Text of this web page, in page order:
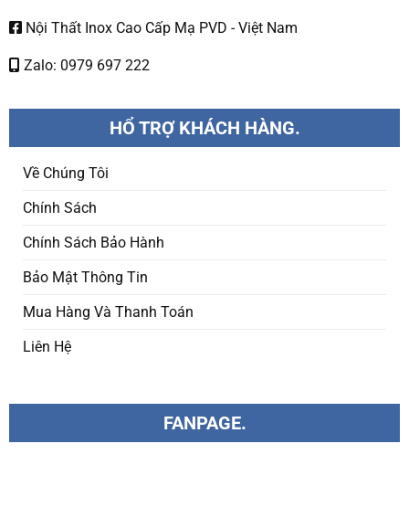
Nội Thất Inox Cao Cấp Mạ PVD - Việt Nam
Zalo: 0979 697 222
HỔ TRỢ KHÁCH HÀNG.
Về Chúng Tôi
Chính Sách
Chính Sách Bảo Hành
Bảo Mật Thông Tin
Mua Hàng Và Thanh Toán
Liên Hệ
FANPAGE.